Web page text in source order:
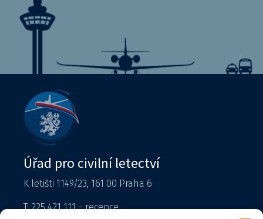
Úřad pro civilní letectví
K letišti 1149/23, 161 00 Praha 6
T: 225 421 111 – recepce